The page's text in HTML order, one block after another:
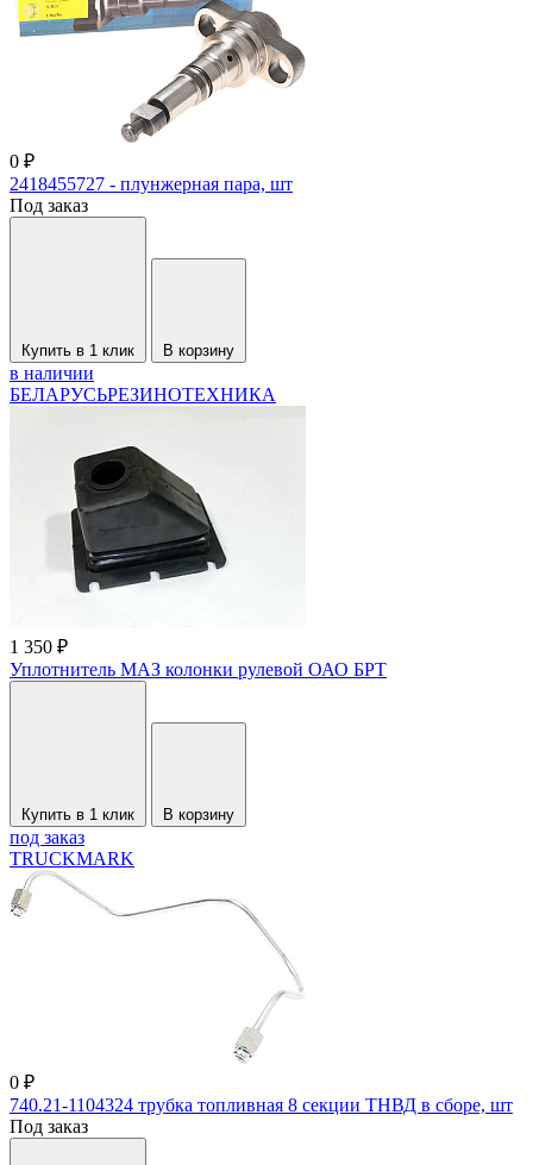
0 ₽
2418455727 - плунжерная пара, шт
Под заказ
Купить в 1 клик В корзину
в наличии
БЕЛАРУСЬРЕЗИНОТЕХНИКА
1 350 ₽
Уплотнитель МАЗ колонки рулевой ОАО БРТ
Купить в 1 клик В корзину
под заказ
TRUCKMARK
0 ₽
740.21-1104324 трубка топливная 8 секции ТНВД в сборе, шт
Под заказ